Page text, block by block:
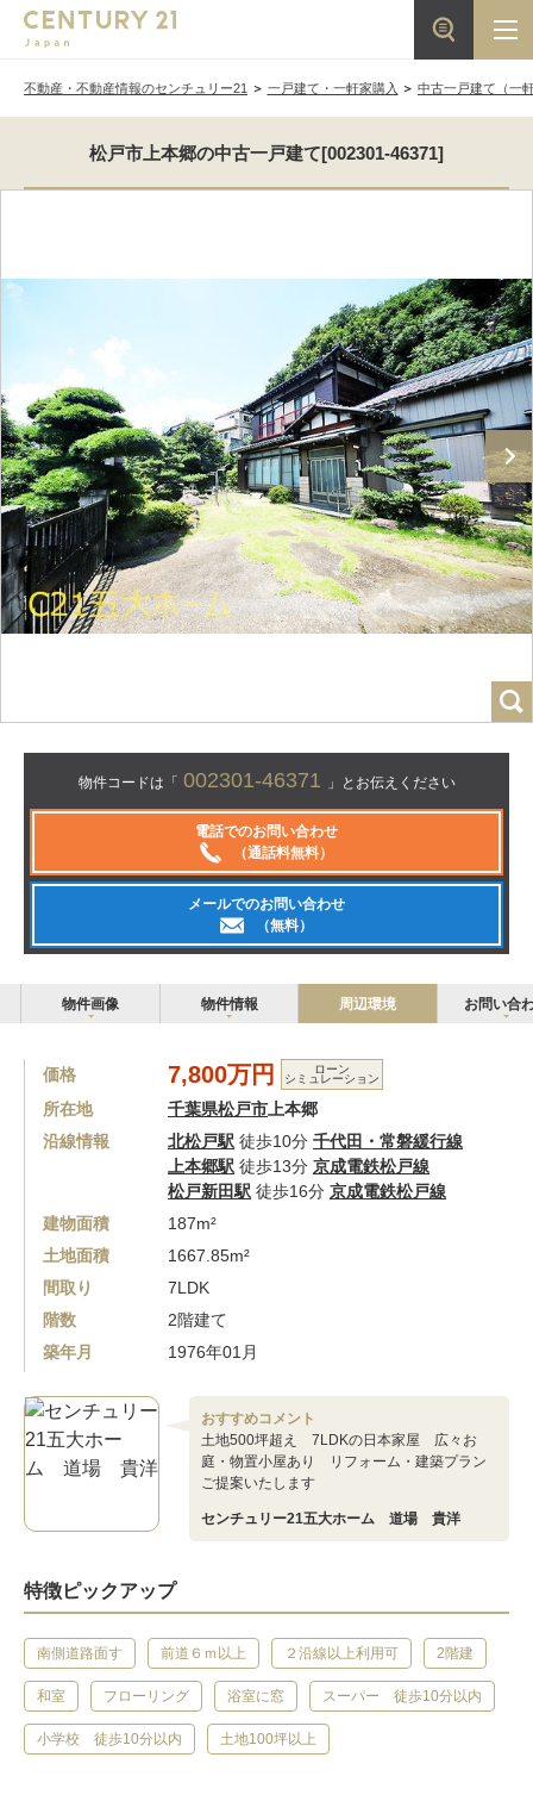
不動産・不動産情報のセンチュリー21 一戸建て・一軒家購入 中古一戸建て（一
松戸市上本郷の中古一戸建て[002301-46371]
物件コードは「 002301-46371 」とお伝えください
電話でのお問い合わせ
（通話料無料）
メールでのお問い合わせ
（無料）
物件画像 物件情報 周辺環境 お問い合
価格 7,800万円 ローン
シミュレーション
所在地 千葉県松戸市 上本郷
沿線情報
北松戸駅 徒歩10分 千代田・常磐緩行線
上本郷駅 徒歩13分 京成電鉄松戸線
松戸新田駅 徒歩16分 京成電鉄松戸線
建物面積
187m²
土地面積
1667.85m²
間取り
7LDK
階数
2階建て
築年月
1976年01月
おすすめコメント
土地500坪超え 7LDKの日本家屋 広々お
庭・物置小屋あり リフォーム・建築プラン
ご提案いたします
センチュリー21五大ホーム 道場 貴洋
特徴ピックアップ
南側道路面す 前道６ｍ以上 ２沿線以上利用可 2階建
和室 フローリング 浴室に窓 スーパー 徒歩10分以内
小学校 徒歩10分以内 土地100坪以上